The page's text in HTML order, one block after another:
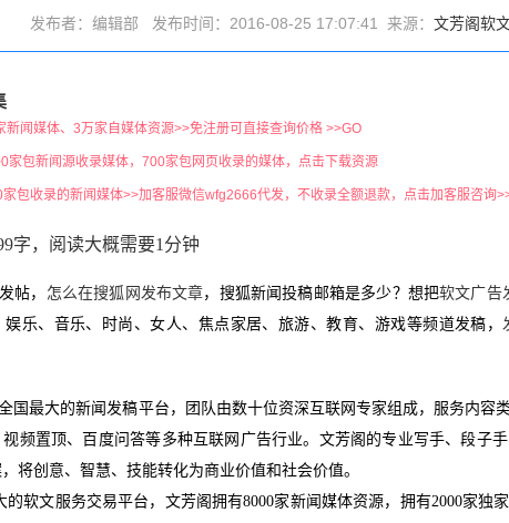
发布者：编辑部 发布时间：2016-08-25 17:07:41 来源： 文芳阁软
新闻媒体、3万家自媒体资源>>免注册可直接查询价格 >>GO
家包新闻源收录媒体，700家包网页收录的媒体，点击下载资源
包收录的新闻媒体>>加客服微信wfg2666代发，不收录全额退款，点击加客服咨询
字，阅读大概需要1分钟
帖， 怎么在搜狐网发布文章，搜狐新闻投稿邮箱是多少？想把软文广告
娱乐、音乐、时尚、女人、焦点家居、旅游、教育、游戏等频道发稿，
国最大的新闻发稿平台，团队由数十位资深互联网专家组成，服务内容
频置顶、百度问答等多种互联网广告行业。文芳阁的专业写手、段子
将创意、智慧、技能转化为商业价值和社会价值。
的软文服务交易平台，文芳阁拥有8000家新闻媒体资源，拥有2000家独